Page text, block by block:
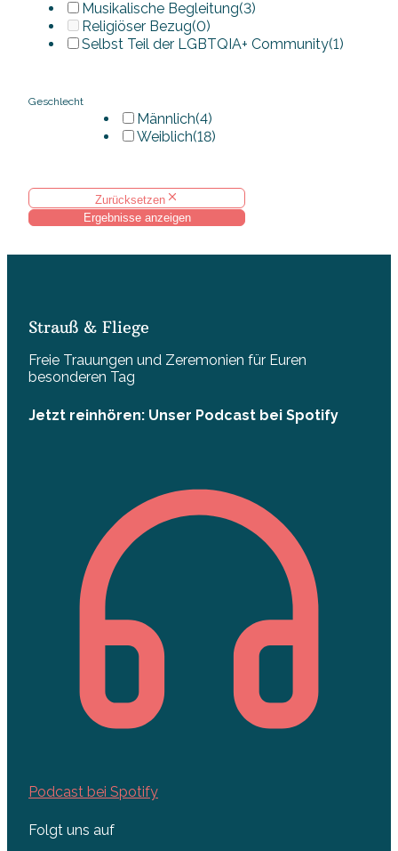
Musikalische Begleitung(3)
Religiöser Bezug(0)
Selbst Teil der LGBTQIA+ Community(1)
Geschlecht
Männlich(4)
Weiblich(18)
Zurücksetzen
Ergebnisse anzeigen
Strauß & Fliege
Freie Trauungen und Zeremonien für Euren
besonderen Tag
Jetzt reinhören: Unser Podcast bei Spotify
Podcast bei Spotify
Folgt uns auf